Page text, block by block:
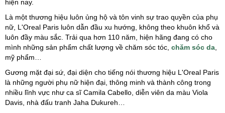
hiện nay.
Là một thương hiệu luôn ủng hộ và tôn vinh sự trao quyền của phụ
nữ, L'Oreal Paris luôn dẫn đầu xu hướng, không theo khuôn khổ và
luôn đầy màu sắc. Trải qua hơn 110 năm, hiện hãng đang có cho
mình những sản phẩm chất lượng về chăm sóc tóc, chăm sóc da
mỹ phẩm…
Gương mặt đại sứ, đại diện cho tiếng nói thương hiệu L'Oreal Paris
là những người phụ nữ hiện đại, thông minh và thành công trong
nhiều lĩnh vực như ca sĩ Camila Cabello, diễn viên da màu Viola
Davis, nhà đấu tranh Jaha Dukureh…